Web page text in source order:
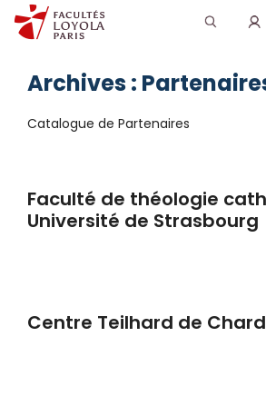
au
Recherche
pour
Rechercher
Archives :
Catalogue de Partenaires
Faculté de théologie
Université de Strasbourg
Centre Teilhard de